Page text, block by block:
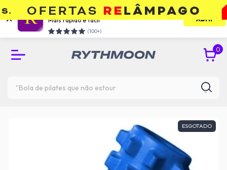
Use o app e economize
Mais rápido e facil
(100+)
Abrir
RETIRE GRÁTIS NA UNIDADE DO TATUAPÉ
0
ESGOTADO